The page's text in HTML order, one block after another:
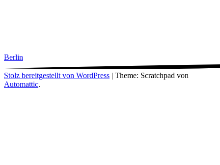
Berlin
Stolz bereitgestellt von WordPress | Theme: Scratchpad von
Automattic.